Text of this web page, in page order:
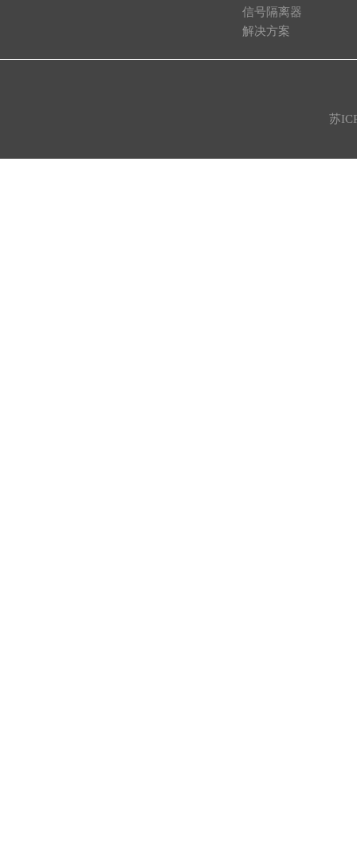
信号隔离器
解决方案
苏